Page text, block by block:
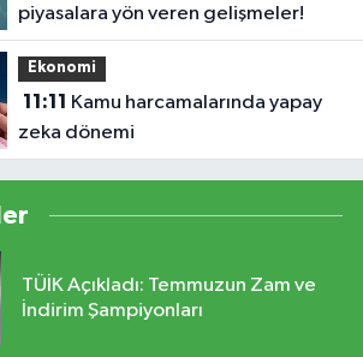
piyasalara yön veren gelişmeler!
Ekonomi
11:11
zeka dönemi
TÜİK Açıkladı: Temmuzun Zam ve
İndirim Şampiyonları